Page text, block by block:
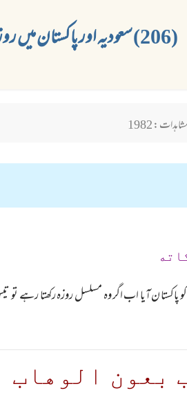
(206) سعودیہ اور پاکستان میں روزوں کا فرق
: 1982
پاکستا ن آیا اب اگر وہ مسلسل روزہ رکھتا
بعون الوهاب